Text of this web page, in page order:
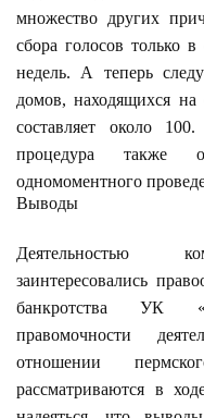
множество других
сбора голосов только
недель. А теперь
домов, находящихся
составляет около
процедура также
одномоментного
Выводы
Деятельностью
заинтересовались
банкротства УК
правомочности
отношении
рассматриваются в